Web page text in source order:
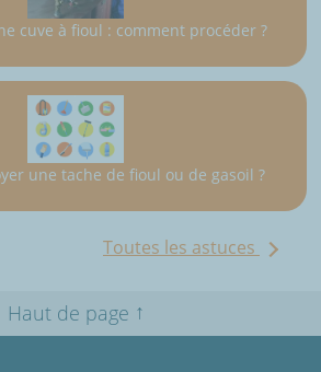
cuve à fioul : comment procéder ?
une tache de fioul ou de gasoil ?
Toutes les astuces
Haut de page ↑